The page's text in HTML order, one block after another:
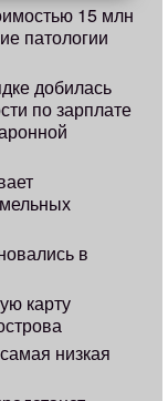
15 млн
патологии
добилась
по зарплате
в
карту
низкая